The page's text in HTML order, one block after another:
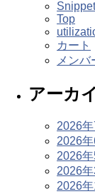
Top
カート
メンバ
アーカ
2026年
2026年
2026年
2026年
2026年